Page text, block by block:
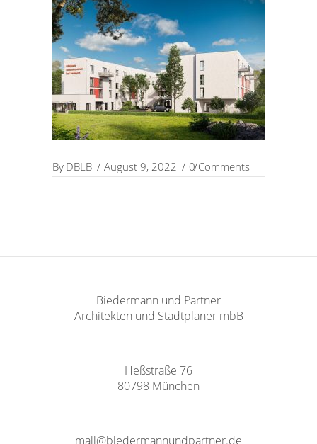
By DBLB August 9, 2022 0 Comments
Biedermann und Partner
Architekten und Stadtplaner mbB
Heßstraße 76
80798 München
mail@biedermannundpartner.de